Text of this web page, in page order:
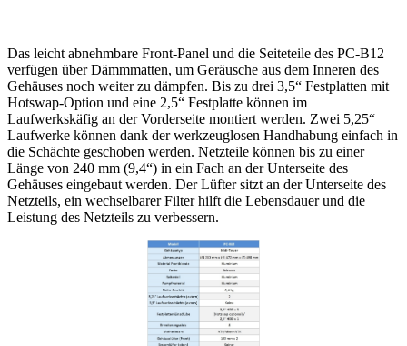
Das leicht abnehmbare Front-Panel und die Seiteteile des PC-B12
verfügen über Dämmmatten, um Geräusche aus dem Inneren des
Gehäuses noch weiter zu dämpfen. Bis zu drei 3,5“ Festplatten mit
Hotswap-Option und eine 2,5“ Festplatte können im
Laufwerkskäfig an der Vorderseite montiert werden. Zwei 5,25“
Laufwerke können dank der werkzeuglosen Handhabung einfach in
die Schächte geschoben werden. Netzteile können bis zu einer
Länge von 240 mm (9,4“) in ein Fach an der Unterseite des
Gehäuses eingebaut werden. Der Lüfter sitzt an der Unterseite des
Netzteils, ein wechselbarer Filter hilft die Lebensdauer und die
Leistung des Netzteils zu verbessern.